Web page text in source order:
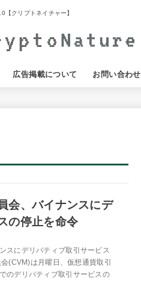
【クリプトネイチャー】
広告掲載について お問い合わせ
会、バイナンスにデ
の停止を命令
スにデリバティブ取引サービス
(CVM)は月曜日、仮想通貨取引
のデリバティブ取引サービスの